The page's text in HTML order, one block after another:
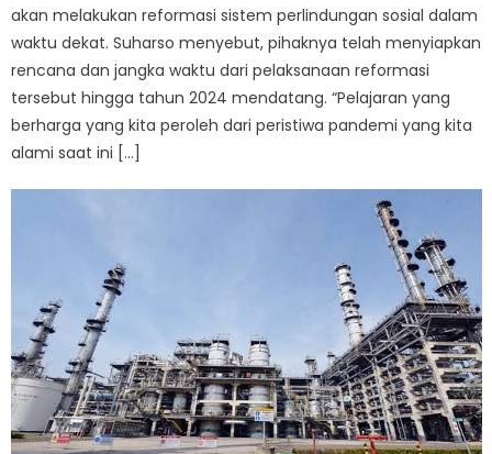
akan melakukan reformasi sistem perlindungan sosial dalam
waktu dekat. Suharso menyebut, pihaknya telah menyiapkan
rencana dan jangka waktu dari pelaksanaan reformasi
tersebut hingga tahun 2024 mendatang. “Pelajaran yang
berharga yang kita peroleh dari peristiwa pandemi yang kita
alami saat ini […]